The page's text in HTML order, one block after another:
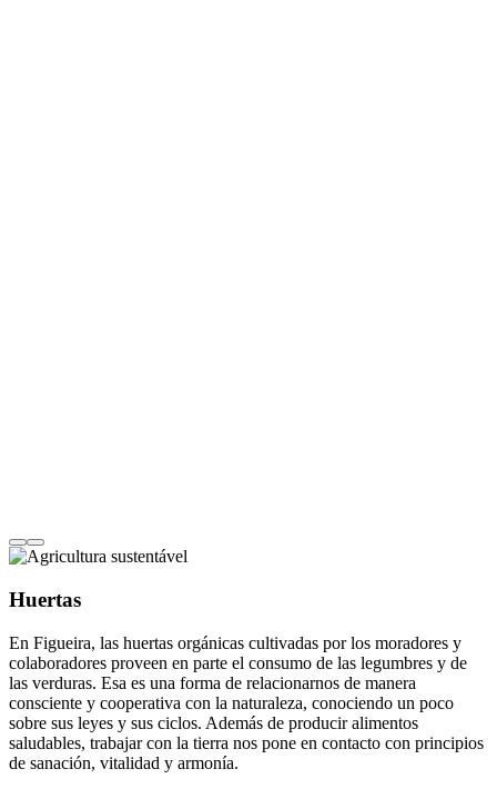
Huertas
En Figueira, las huertas orgánicas cultivadas por los moradores y
colaboradores proveen en parte el consumo de las legumbres y de
las verduras. Esa es una forma de relacionarnos de manera
consciente y cooperativa con la naturaleza, conociendo un poco
sobre sus leyes y sus ciclos. Además de producir alimentos
saludables, trabajar con la tierra nos pone en contacto con principios
de sanación, vitalidad y armonía.